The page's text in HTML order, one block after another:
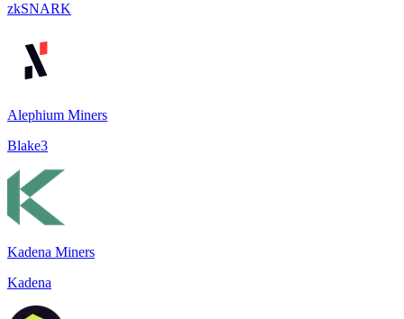
zkSNARK
Alephium Miners
Blake3
Kadena Miners
Kadena